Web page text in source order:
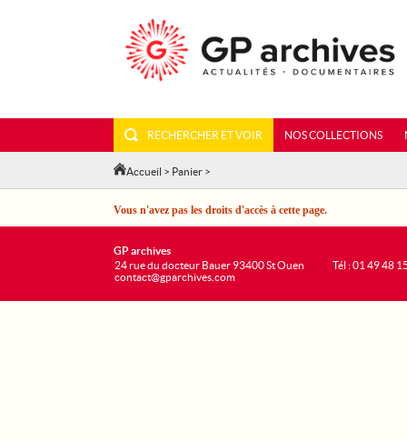
RECHERCHER ET VOIR NOS COLLECTIONS
Accueil > Panier >
Vous n'avez pas les droits d'accès à cette page.
GP archives
24 rue du docteur Bauer 93400 St Ouen
contact@gparchives.com
Tél : 01 49 48